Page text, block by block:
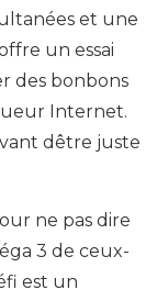
et une
un essai
des bonbons
Internet.
dêtre juste
ne pas dire
3 de ceux-
est un